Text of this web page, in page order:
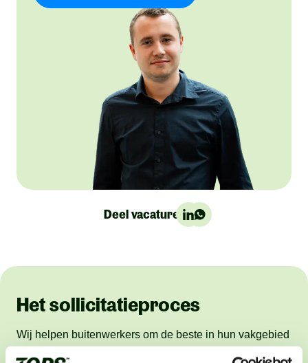
Deel vacature:
Het sollicitatieproces
Wij helpen buitenwerkers om de beste in hun vakgebied